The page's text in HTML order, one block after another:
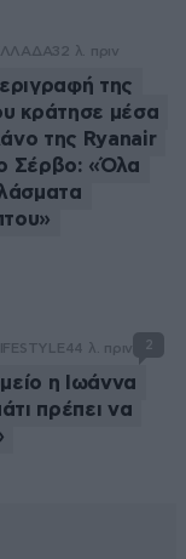
32 λ. πριν
της
κράτησε μέσα
της Ryanair
Σέρβο: «Όλα
44 λ. πριν 2
η Ιωάννα
πρέπει να